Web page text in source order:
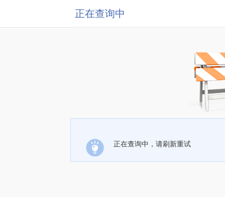
正在查询中
正在查询中，请刷新重试